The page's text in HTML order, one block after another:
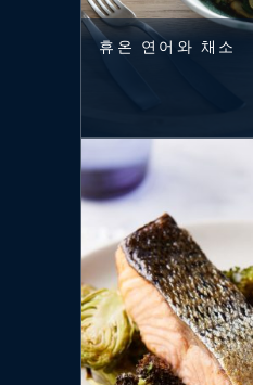
휴온 연어와 채소